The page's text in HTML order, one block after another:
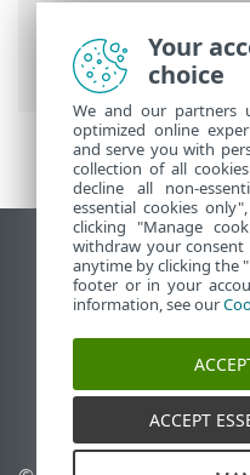
On-Prem>ESET
principal
>Tareas
Administración de
Ver sitio para
End of Life
Base de
Foro de ESET
ESET Status Portal
Soporte técnico
Your
choice
We and our partners
optimized online
and serve you with
collection of all
decline all non-
essential cookies
clicking "Manage
withdraw your consent
anytime by clicking the
footer or in your
information, see our
ACCEPT